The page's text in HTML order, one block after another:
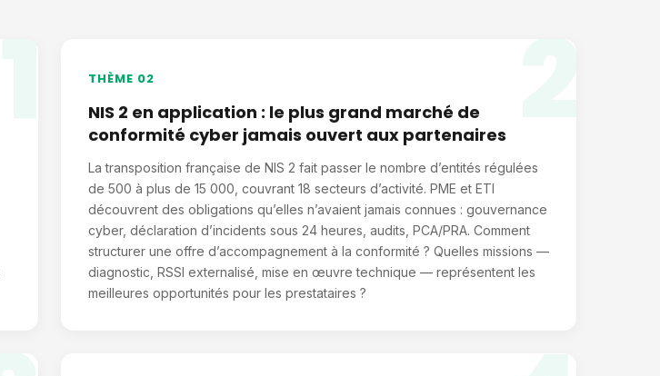
THÈME 02
NIS 2 en application : le plus grand marché de
conformité cyber jamais ouvert aux partenaires
La transposition française de NIS 2 fait passer le nombre d’entités régulées
de 500 à plus de 15 000, couvrant 18 secteurs d’activité. PME et ETI
découvrent des obligations qu’elles n’avaient jamais connues : gouvernance
cyber, déclaration d’incidents sous 24 heures, audits, PCA/PRA. Comment
structurer une offre d’accompagnement à la conformité ? Quelles missions —
diagnostic, RSSI externalisé, mise en œuvre technique — représentent les
meilleures opportunités pour les prestataires ?